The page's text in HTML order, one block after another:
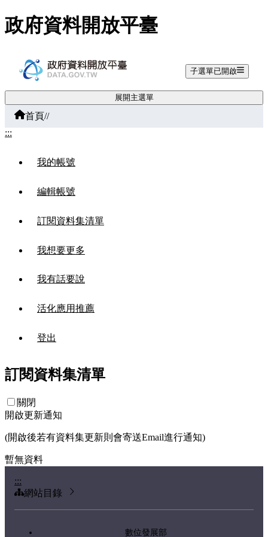
跳至主要內容
政府資料開放平臺
子選單已開啟
展開主選單
首頁//
:::
我的帳號
編輯帳號
訂閱資料集清單
我想要更多
我有話要說
活化應用推薦
登出
訂閱資料集清單
關閉
開啟更新通知
(開啟後若有資料集更新則會寄送Email進行通知)
暫無資料
:::
網站目錄
數位發展部